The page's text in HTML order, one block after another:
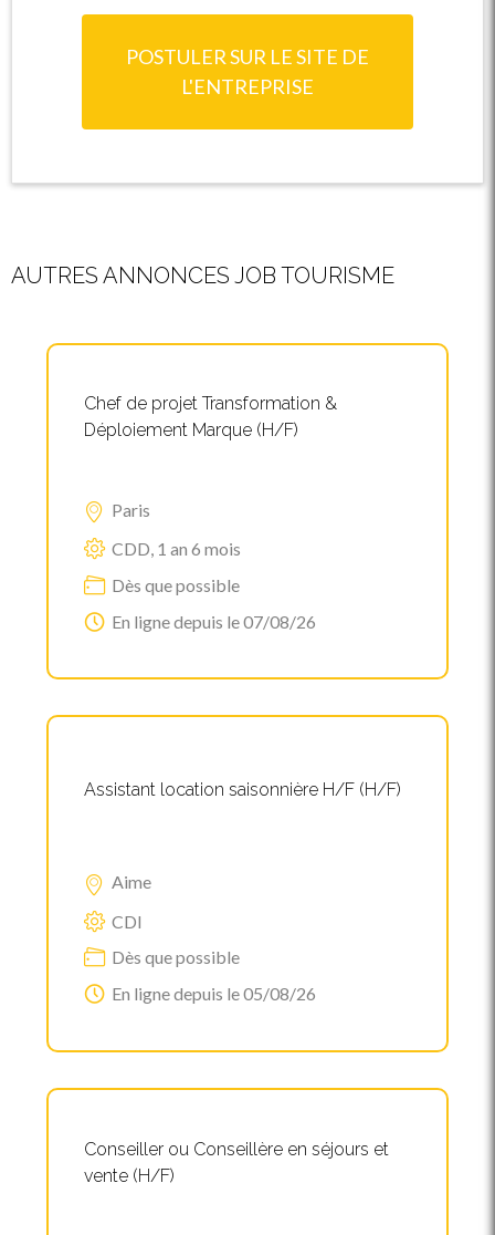
POSTULER SUR LE SITE DE
L'ENTREPRISE
AUTRES ANNONCES JOB TOURISME
Chef de projet Transformation &
Déploiement Marque (H/F)
Paris
CDD, 1 an 6 mois
Dès que possible
En ligne depuis le 07/08/26
Assistant location saisonnière H/F (H/F)
Aime
CDI
Dès que possible
En ligne depuis le 05/08/26
Conseiller ou Conseillère en séjours et
vente (H/F)